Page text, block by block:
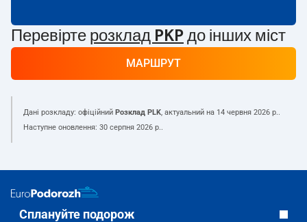
Перевірте розклад PKP до інших міст
МАРШРУТ
Дані розкладу: офіційний Розклад PLK, актуальний на 14 червня 2026 р..
Наступне оновлення: 30 серпня 2026 р..
Сплануйте подорож